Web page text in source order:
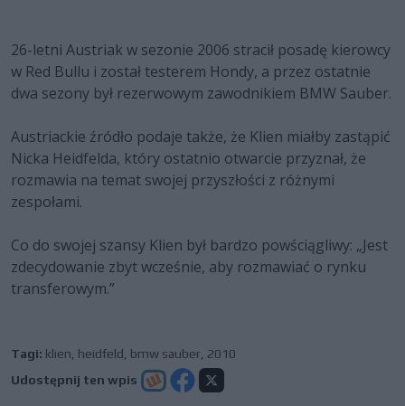
26-letni Austriak w sezonie 2006 stracił posadę kierowcy
w Red Bullu i został testerem Hondy, a przez ostatnie
dwa sezony był rezerwowym zawodnikiem BMW Sauber.
Austriackie źródło podaje także, że Klien miałby zastąpić
Nicka Heidfelda, który ostatnio otwarcie przyznał, że
rozmawia na temat swojej przyszłości z różnymi
zespołami.
Co do swojej szansy Klien był bardzo powściągliwy: „Jest
zdecydowanie zbyt wcześnie, aby rozmawiać o rynku
transferowym.”
Tagi: klien heidfeld bmw sauber 2010
Udostępnij ten wpis